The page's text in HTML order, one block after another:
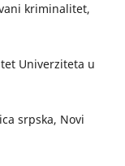
kriminalitet,
Univerziteta u
srpska, Novi